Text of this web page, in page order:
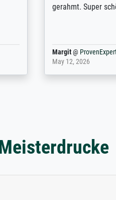
problème. Merci à
Anonym@
March 31, 2025